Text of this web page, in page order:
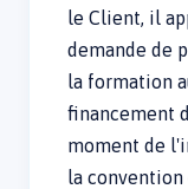
le Client, il
demande de
la formation
financement
moment de
la